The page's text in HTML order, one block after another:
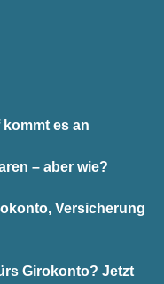
es an
– aber wie?
Versicherung
Girokonto? Jetzt